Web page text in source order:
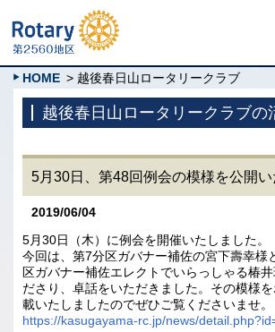
HOME > 越後春日山ロータリークラブ
越後春日山ロータリークラブの
5月30日、第48回例会の模様を公開い
2019/06/04
5月30日（木）に例会を開催いたしました。
今回は、第7分区ガバナー補佐の宮下壽幸様
区ガバナー補佐エレクトでいらっしゃる椿井
ださり、卓話をいただきました。その模様
載いたしましたのでぜひご覧くださいませ。
https://kasugayama-rc.jp/news/